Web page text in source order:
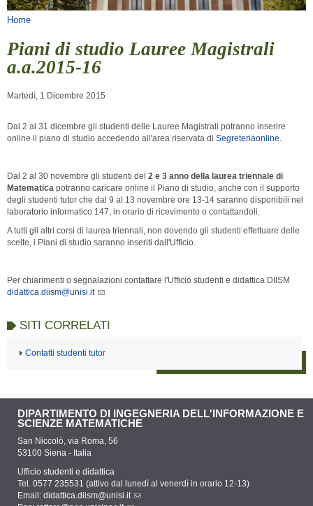
Tu sei qui
Home
Piani di studio Lauree Magistrali
a.a.2015-16
Martedì, 1 Dicembre 2015
Dal 2 al 31 dicembre gli studenti delle Lauree Magistrali potranno inserire
online il piano di studio accedendo all'area riservata di Segreteriaonline
Dal 2 al 30 novembre gli studenti del 2 e 3 anno della laurea triennale di
Matematica potranno caricare online il Piano di studio, anche con il supporto
degli studenti tutor che dal 9 al 13 novembre ore 13-14 saranno disponibili nel
laboratorio informatico 147, in orario di ricevimento o contattandoli.
A tutti gli altri corsi di laurea triennali, non dovendo gli studenti effettuare delle
scelte, i Piani di studio saranno inseriti dall'Ufficio.
Per chiarimenti o segnalazioni contattare l'Ufficio studenti e didattica DIISM
didattica.diism@unisi.it
SITI CORRELATI
Contatti studenti tutor
DIPARTIMENTO DI INGEGNERIA DELL'INFORMAZIONE E
SCIENZE MATEMATICHE
San Niccolò, via Roma, 56
53100 Siena - Italia
Ufficio studenti e didattica
Tel. 0577 235531 (attivo dal lunedì al venerdì in orario 12-13)
Email: didattica.diism@unisi.it